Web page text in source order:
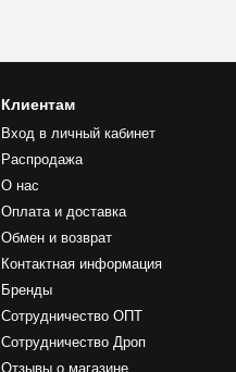
Клиентам
Вход в личный кабинет
Распродажа
О нас
Оплата и доставка
Обмен и возврат
Контактная информация
Бренды
Сотрудничество ОПТ
Сотрудничество Дроп
Отзывы о магазине